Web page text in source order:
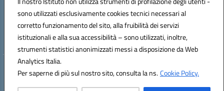
sono utilizzati esclusivamente cookies tecnici necessari al
corretto funzionamento del sito, alla fruibilità dei servizi
istituzionali e alla sua accessibilità – sono utilizzati, inoltre,
strumenti statistici anonimizzati messi a disposizione da Web
Analytics Italia.
Per saperne di più sul nostro sito, consulta la ns.Cookie Policy.
Codice meccanografico:CZRH04000Q
Codice Indice delle Pubbliche Amministrazioni (IPA): istsc_czrh04000q
Codice unico di fatturazione (CUF): UF9M13
Hosting & Powered by 3D Solution S.r.l.
Concept & Design by Designers Italia